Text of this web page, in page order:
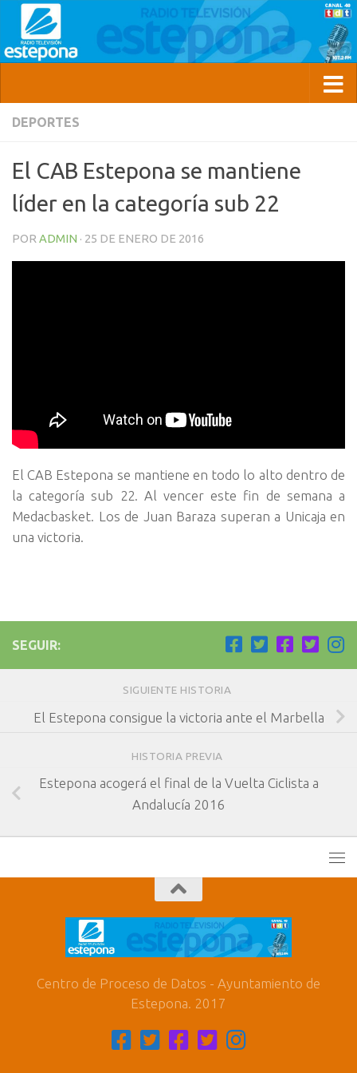
DEPORTES
El CAB Estepona se mantiene
líder en la categoría sub 22
POR ADMIN · 25 DE ENERO DE 2016
El CAB Estepona se mantiene en todo lo alto dentro de
la categoría sub 22. Al vencer este fin de semana a
Medacbasket. Los de Juan Baraza superan a Unicaja en
una victoria.
SEGUIR:
SIGUIENTE HISTORIA
El Estepona consigue la victoria ante el Marbella
HISTORIA PREVIA
Estepona acogerá el final de la Vuelta Ciclista a
Andalucía 2016
Centro de Proceso de Datos - Ayuntamiento de
Estepona. 2017